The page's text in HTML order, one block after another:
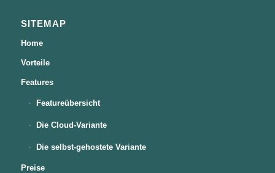
SITEMAP
Home
Vorteile
Features
Featureübersicht
Die Cloud-Variante
Die selbst-gehostete Variante
Preise